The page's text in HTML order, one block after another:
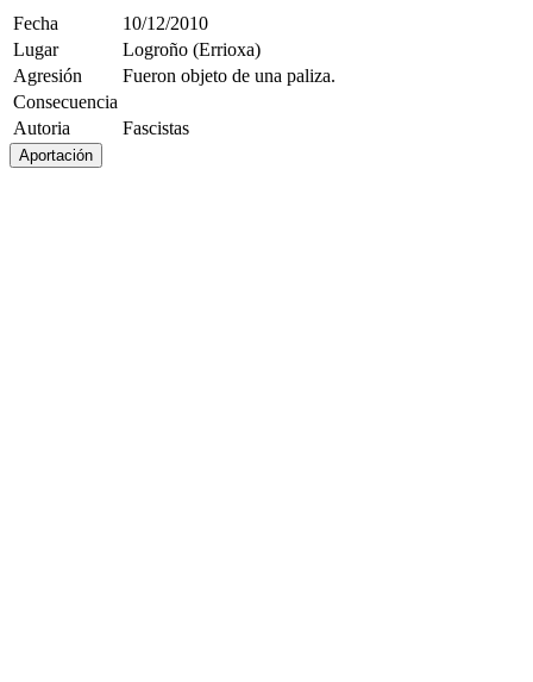
Fecha
10/12/2010
Lugar
Logroño (Errioxa)
Agresión
Fueron objeto de una paliza.
Consecuencia
Autoria
Fascistas